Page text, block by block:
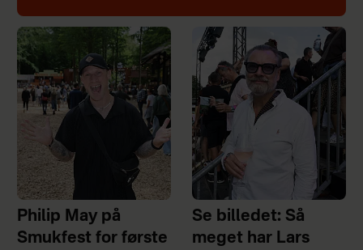
Philip May på
Smukfest for første
Se billedet: Så
meget har Lars